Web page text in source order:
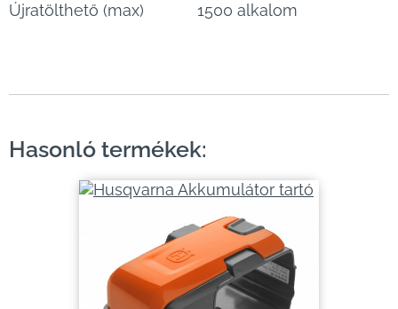
Újratölthető (max)
1500 alkalom
Hasonló termékek: